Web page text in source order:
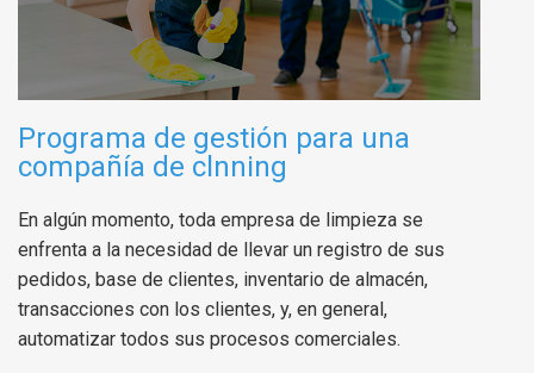
Programa de gestión para una
compañía de clnning
En algún momento, toda empresa de limpieza se
enfrenta a la necesidad de llevar un registro de sus
pedidos, base de clientes, inventario de almacén,
transacciones con los clientes, y, en general,
automatizar todos sus procesos comerciales.